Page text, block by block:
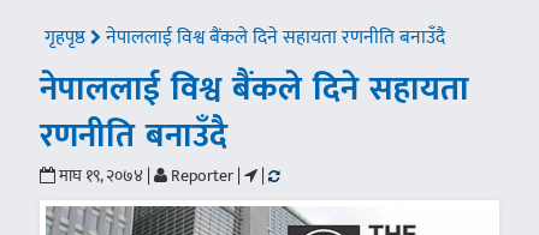
गृहपृष्ठ नेपाललाई विश्व बैंकले दिने सहायता रणनीति बनाउँदै
नेपाललाई विश्व बैंकले दिने सहायता
रणनीति बनाउँदै
माघ १९, २०७४ | Reporter | |